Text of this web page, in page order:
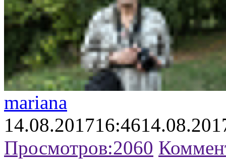
mariana
14.08.201716:46
Просмотров:2060